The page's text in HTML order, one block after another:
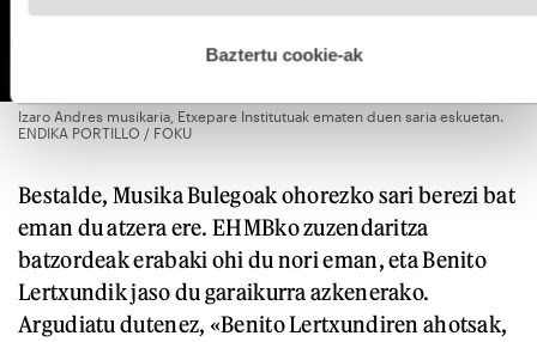
esplizitua ematen diguzu.Gehiago irakurri
Baztertu cookie-ak
Izaro Andres musikaria, Etxepare Institutuak ematen duen saria eskuetan.
ENDIKA PORTILLO / FOKU
Bestalde, Musika Bulegoak ohorezko sari berezi bat
eman du atzera ere. EHMBko zuzendaritza
batzordeak erabaki ohi du nori eman, eta Benito
Lertxundik jaso du garaikurra azkenerako.
Argudiatu dutenez, «Benito Lertxundiren ahotsak,